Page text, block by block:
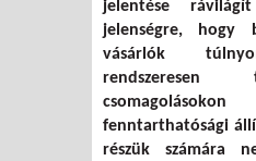
jelentése
jelenségre, hogy
vásárlók
fenntarthatósági
részük számára